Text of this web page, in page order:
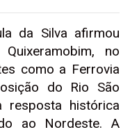
da Silva afirmou
no
como a Ferrovia
do Rio São
resposta histórica
ao Nordeste. A